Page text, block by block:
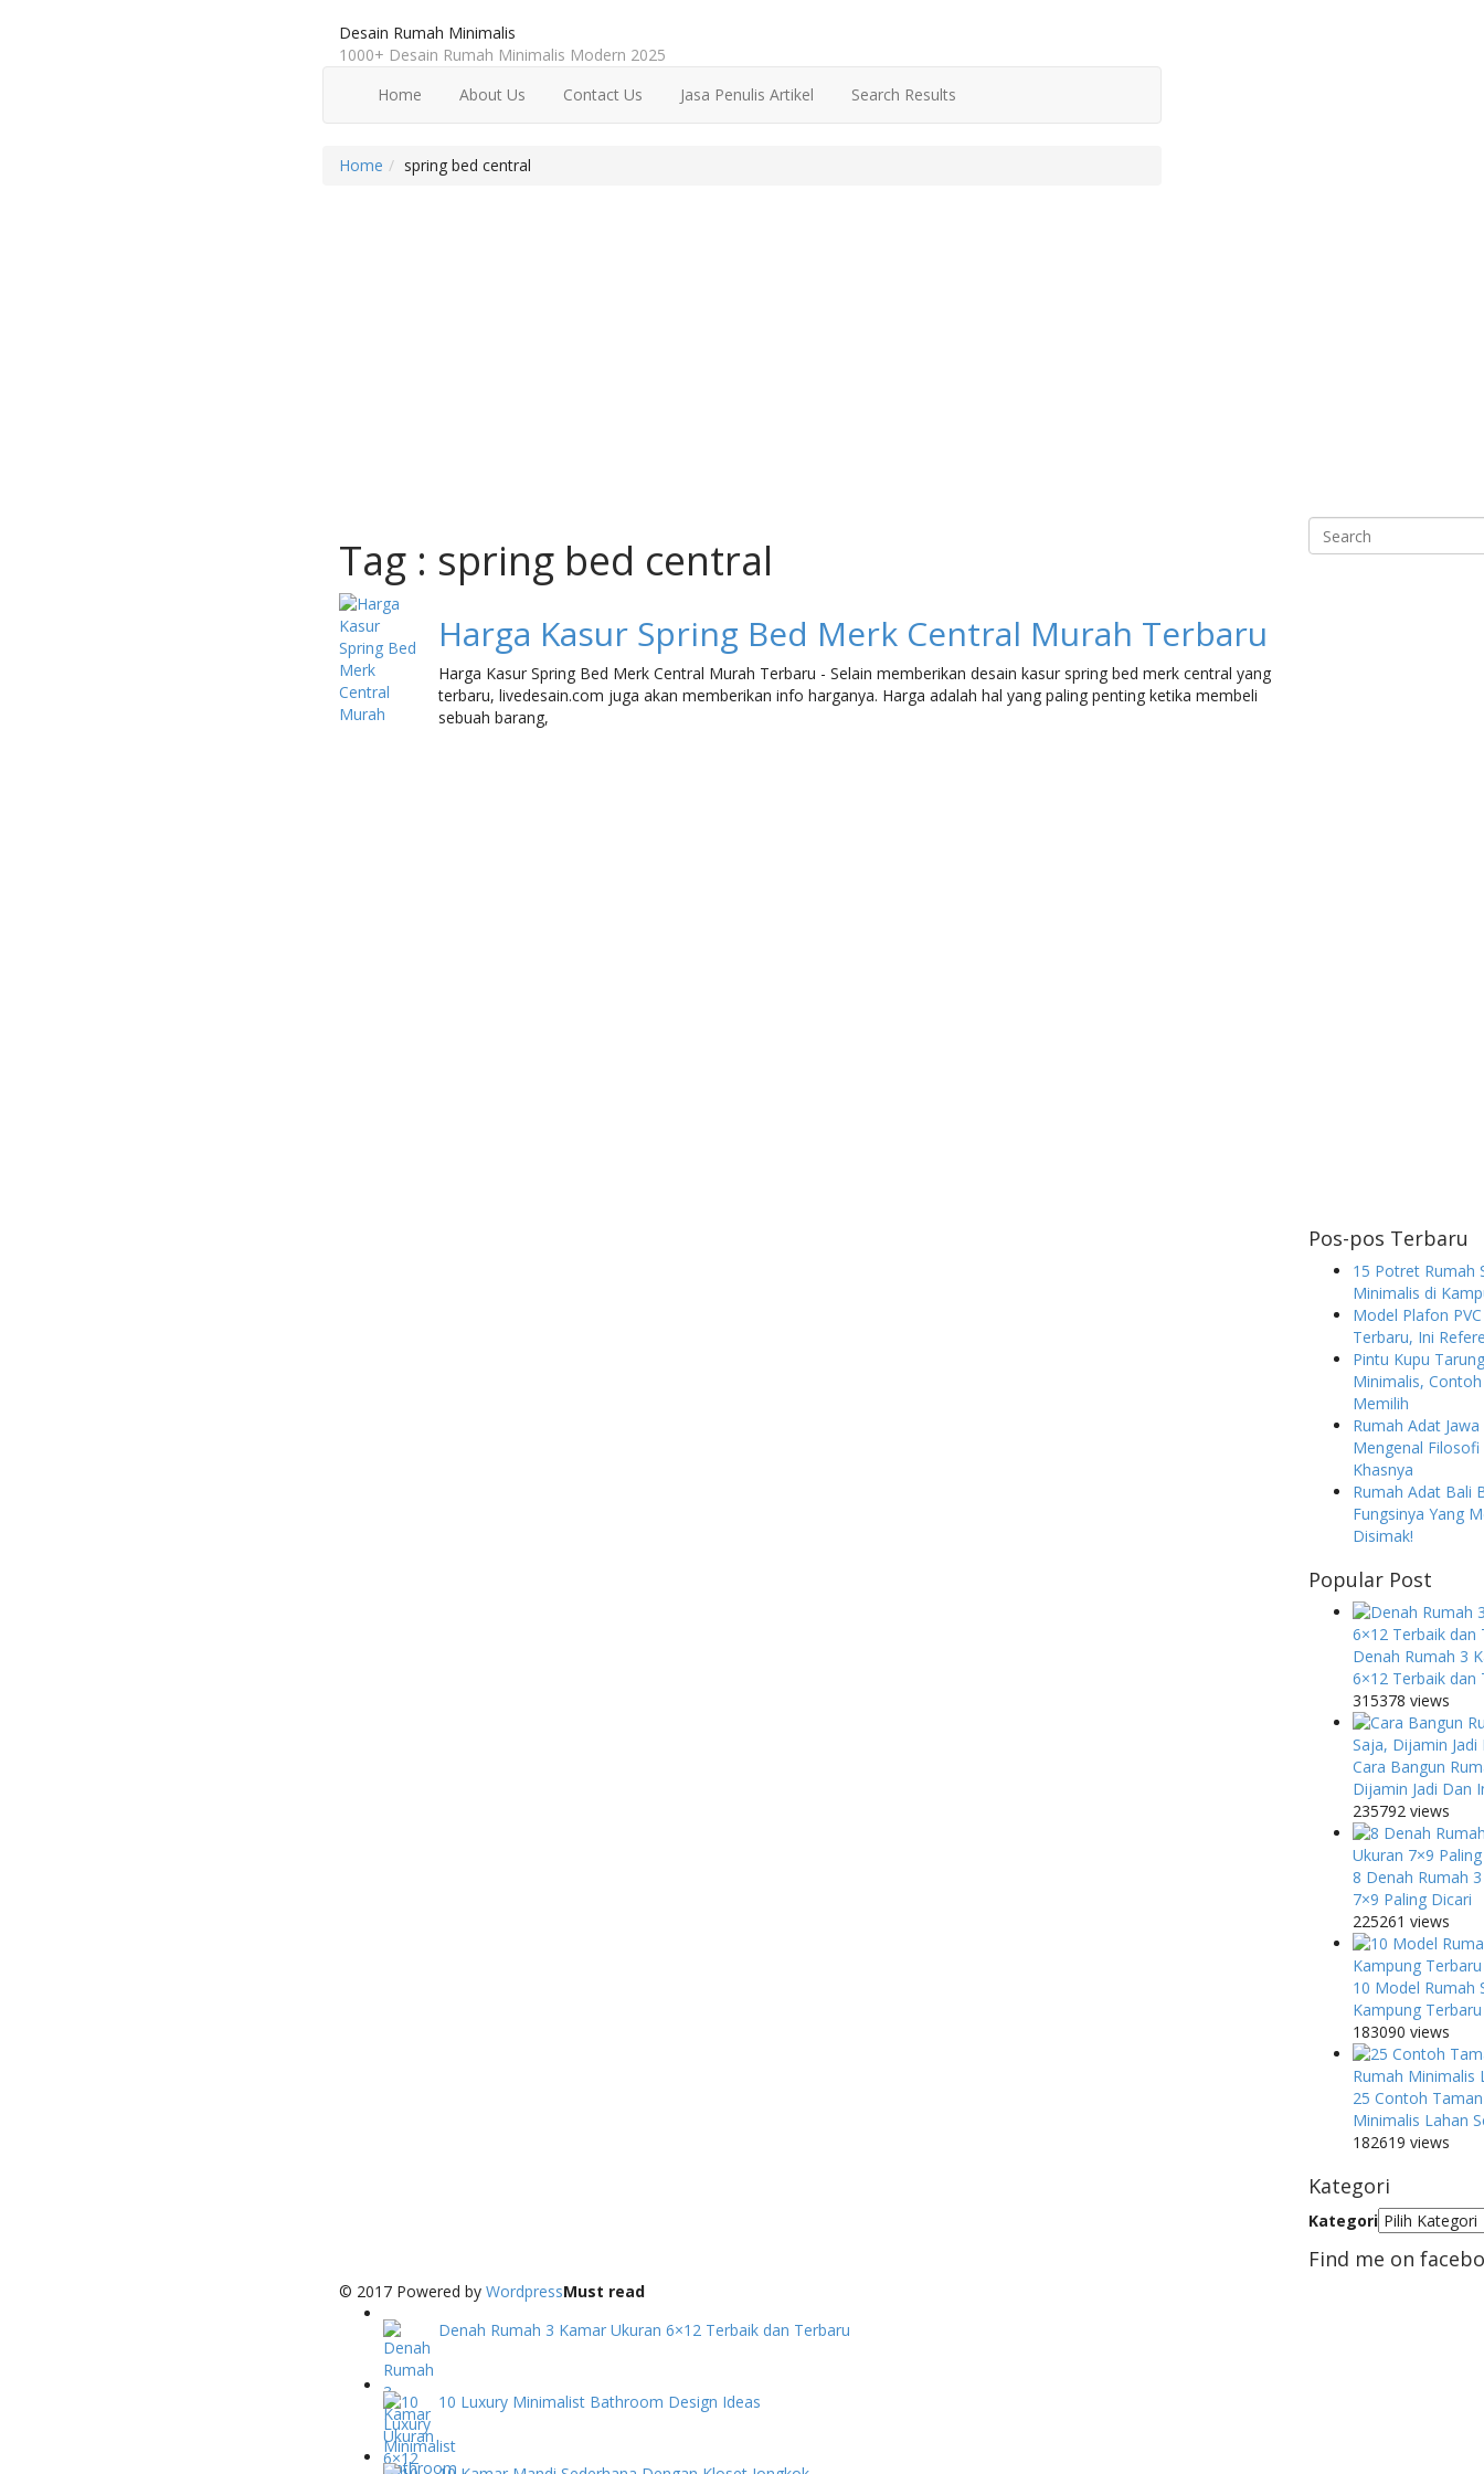
Desain Rumah Minimalis
1000+ Desain Rumah Minimalis Modern 2025
Home
About Us Contact Us Jasa Penulis Artikel Search Results
Home spring bed central
Tag : spring bed central
Harga Kasur Spring Bed Merk Central Murah Terbaru
Harga Kasur Spring Bed Merk Central Murah Terbaru - Selain memberikan desain kasur spring bed merk central yang
terbaru, livedesain.com juga akan memberikan info harganya. Harga adalah hal yang paling penting ketika membeli
sebuah barang,
Search
Pos-pos Terbaru
15 Potret Rumah
Minimalis di
Model Plafon
Terbaru, Ini
Pintu Kupu
Minimalis,
Memilih
Rumah Adat
Mengenal Filosofi
Khasnya
Rumah Adat Bali
Fungsinya Yang
Disimak!
Popular Post
Denah Rumah 3
6×12 Terbaik dan
315378 views
Cara Bangun
Dijamin Jadi Dan
235792 views
8 Denah Rumah
7×9 Paling Dicari
225261 views
10 Model Rumah
Kampung
183090 views
25 Contoh
Minimalis Lahan
182619 views
Kategori
Kategori
Find me on
© 2017 Powered by WordpressMust read
Denah Rumah 3 Kamar Ukuran 6×12 Terbaik dan Terbaru
10 Luxury Minimalist Bathroom Design Ideas